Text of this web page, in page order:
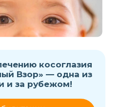
косоглазия
Взор» — одна из
и за рубежом!